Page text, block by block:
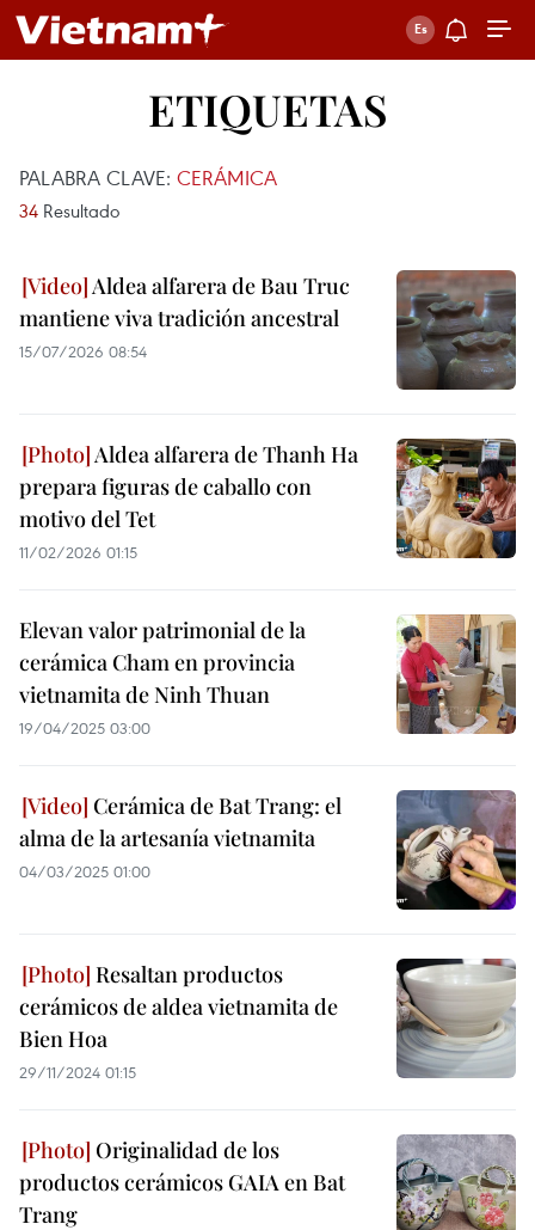
ETIQUETAS
PALABRA CLAVE: CERÁMICA
34 Resultado
Aldea alfarera de Bau Truc
mantiene viva tradición ancestral
15/07/2026 08:54
Aldea alfarera de Thanh Ha
prepara figuras de caballo con
motivo del Tet
11/02/2026 01:15
Elevan valor patrimonial de la
cerámica Cham en provincia
vietnamita de Ninh Thuan
19/04/2025 03:00
Cerámica de Bat Trang: el
alma de la artesanía vietnamita
04/03/2025 01:00
Resaltan productos
cerámicos de aldea vietnamita de
Bien Hoa
29/11/2024 01:15
Originalidad de los
productos cerámicos GAIA en Bat
Trang